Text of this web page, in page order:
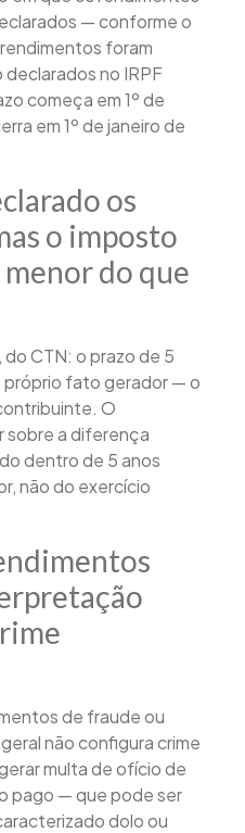
— conforme o
foram
no IRPF
começa em 1º de
em 1º de janeiro de
os
o imposto
do que
CTN: o prazo de 5
próprio fato gerador — o
O
sobre a diferença
dentro de 5 anos
não do exercício
de fraude ou
não configura crime
multa de ofício de
pago — que pode ser
dolo ou